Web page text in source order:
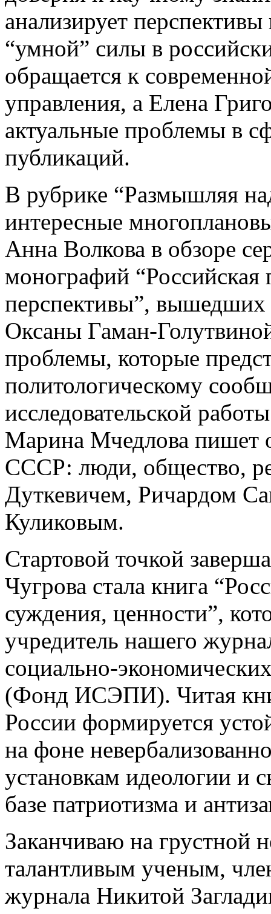
анализирует
“умной” силы в
обращается к
управления, а Елена
актуальные проблемы в
публикаций.
В рубрике “Размышляя
интересные
Анна Волкова в обзоре
монографий “Российская
перспективы”, вышедших
Оксаны
проблемы, которые
политологическому
исследовательской
Марина Мчедлова пишет
СССР: люди, общество,
Дуткевичем, Ричардом
Куликовым.
Стартовой точкой
Чугрова стала книга
суждения, ценности”,
учредитель нашего
(Фонд ИСЭПИ). Читая
России формируется
на фоне
установкам идеологии и
базе патриотизма и
Заканчиваю на грустной
талантливым ученым,
журнала Никитой